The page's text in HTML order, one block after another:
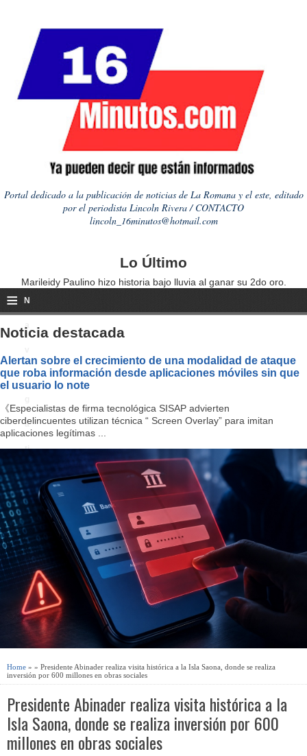
Portal dedicado a la publicación de noticias de La Romana y el este, editado
por el periodista Lincoln Rivera / CONTACTO
lincoln_16minutos@hotmail.com
Lo Último
Marileidy Paulino hizo historia bajo lluvia al ganar su 2do oro.
≡ N
a
i
a
ti
o
n
Noticia destacada
Alertan sobre el crecimiento de una modalidad de ataque
que roba información desde aplicaciones móviles sin que
el usuario lo note
《Especialistas de firma tecnológica SISAP advierten
ciberdelincuentes utilizan técnica “ Screen Overlay” para imitan
aplicaciones legítimas ...
Home » » Presidente Abinader realiza visita histórica a la Isla Saona, donde se realiza
inversión por 600 millones en obras sociales
Presidente Abinader realiza visita histórica a la
Isla Saona, donde se realiza inversión por 600
millones en obras sociales